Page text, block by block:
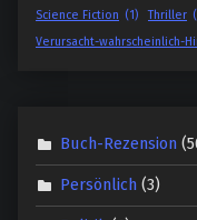
Science Fiction (1) Thriller
Verursacht-wahrscheinlich-
Buch-Rezension
Persönlich (3)